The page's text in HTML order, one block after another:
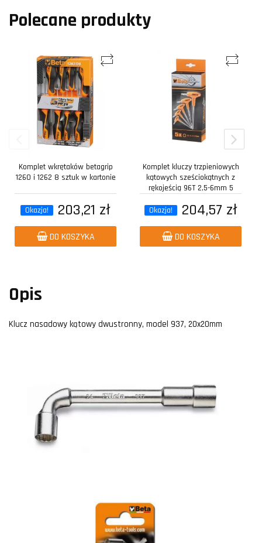
Polecane produkty
Komplet wkrętaków betagrip
1260 i 1262 8 sztuk w kartonie
Okazja! 203,21 zł
DO KOSZYKA
Komplet kluczy trzpieniowych
kątowych sześciokątnych z
rękojeścią 96T 2,5-6mm 5
Okazja!
204,57 zł
DO KOSZYKA
Opis
Klucz nasadowy kątowy dwustronny, model 937, 20x20mm